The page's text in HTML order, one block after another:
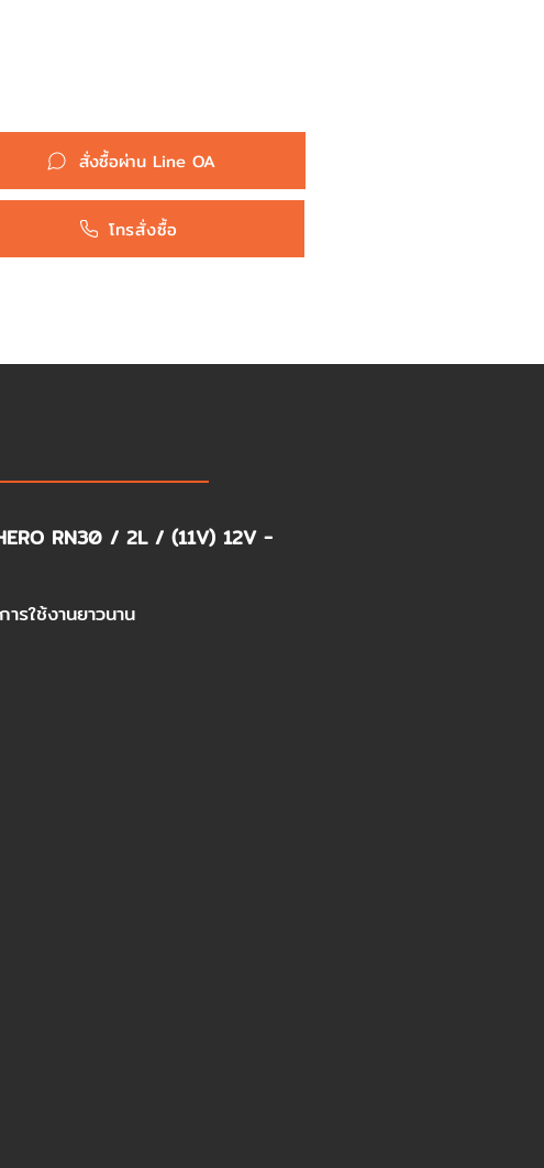
สั่งซื้อผ่าน Line OA
โทรสั่งซื้อ
RN30 / 2L / (11V) 12V -
รใช้งานยาวนาน​